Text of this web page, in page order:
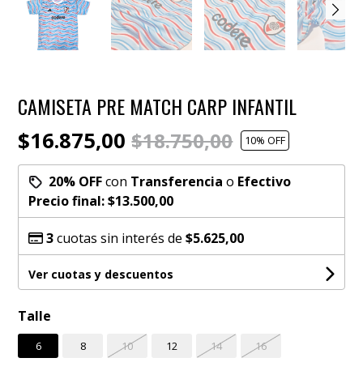
CAMISETA PRE MATCH CARP INFANTIL
$16.875,00$18.750,00 10% OFF
20% OFFcon Transferencia o Efectivo
Precio final:$13.500,00
3cuotas sin interés de$5.625,00
Ver cuotas y descuentos
Talle
6 8 10 12 14 16